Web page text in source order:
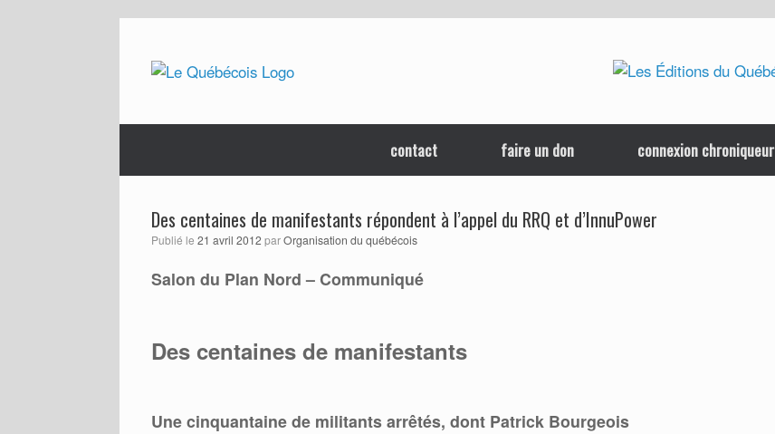
content
contact faire un don connexion chroniqueur
Des centaines de manifestants répondent à l’appel du RRQ et d’InnuPower
Publié le 21 avril 2012 parOrganisation du québécois
Salon du Plan Nord – Communiqué
Des centaines de manifestants
Une cinquantaine de militants arrêtés, dont Patrick Bourgeois